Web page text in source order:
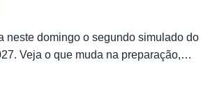
neste domingo o segundo simulado do
Veja o que muda na preparação,
e impacto...